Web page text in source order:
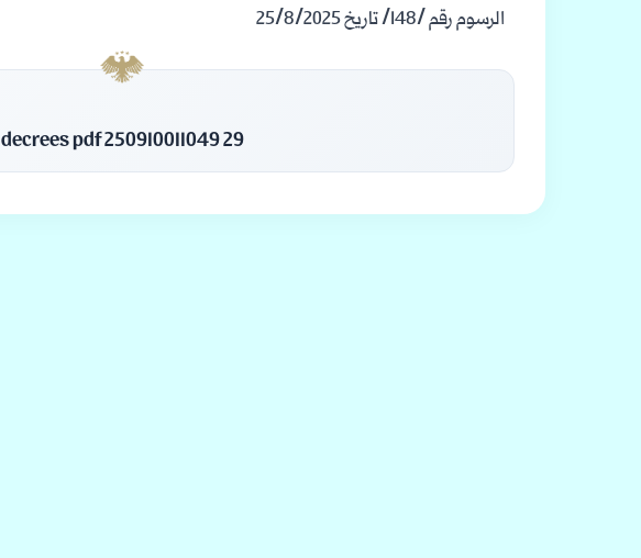
الرسوم رقم /148/ تاريخ 25/8/2025
decrees pdf 250910011049 29